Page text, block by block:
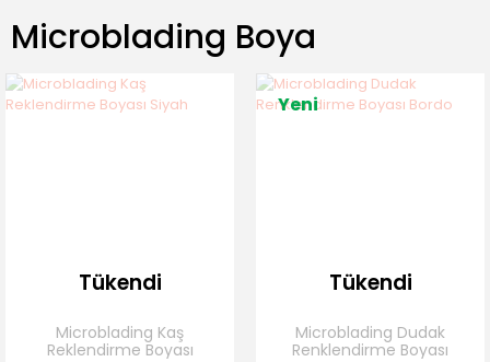
Microblading Boya
Tükendi
Microblading Kaş
Reklendirme Boyası
Yeni
Tükendi
Microblading Dudak
Renklendirme Boyası